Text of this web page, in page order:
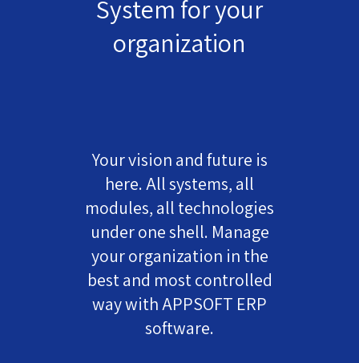
System for your
organization
Your vision and future is
here. All systems, all
modules, all technologies
under one shell. Manage
your organization in the
best and most controlled
way with APPSOFT ERP
software.